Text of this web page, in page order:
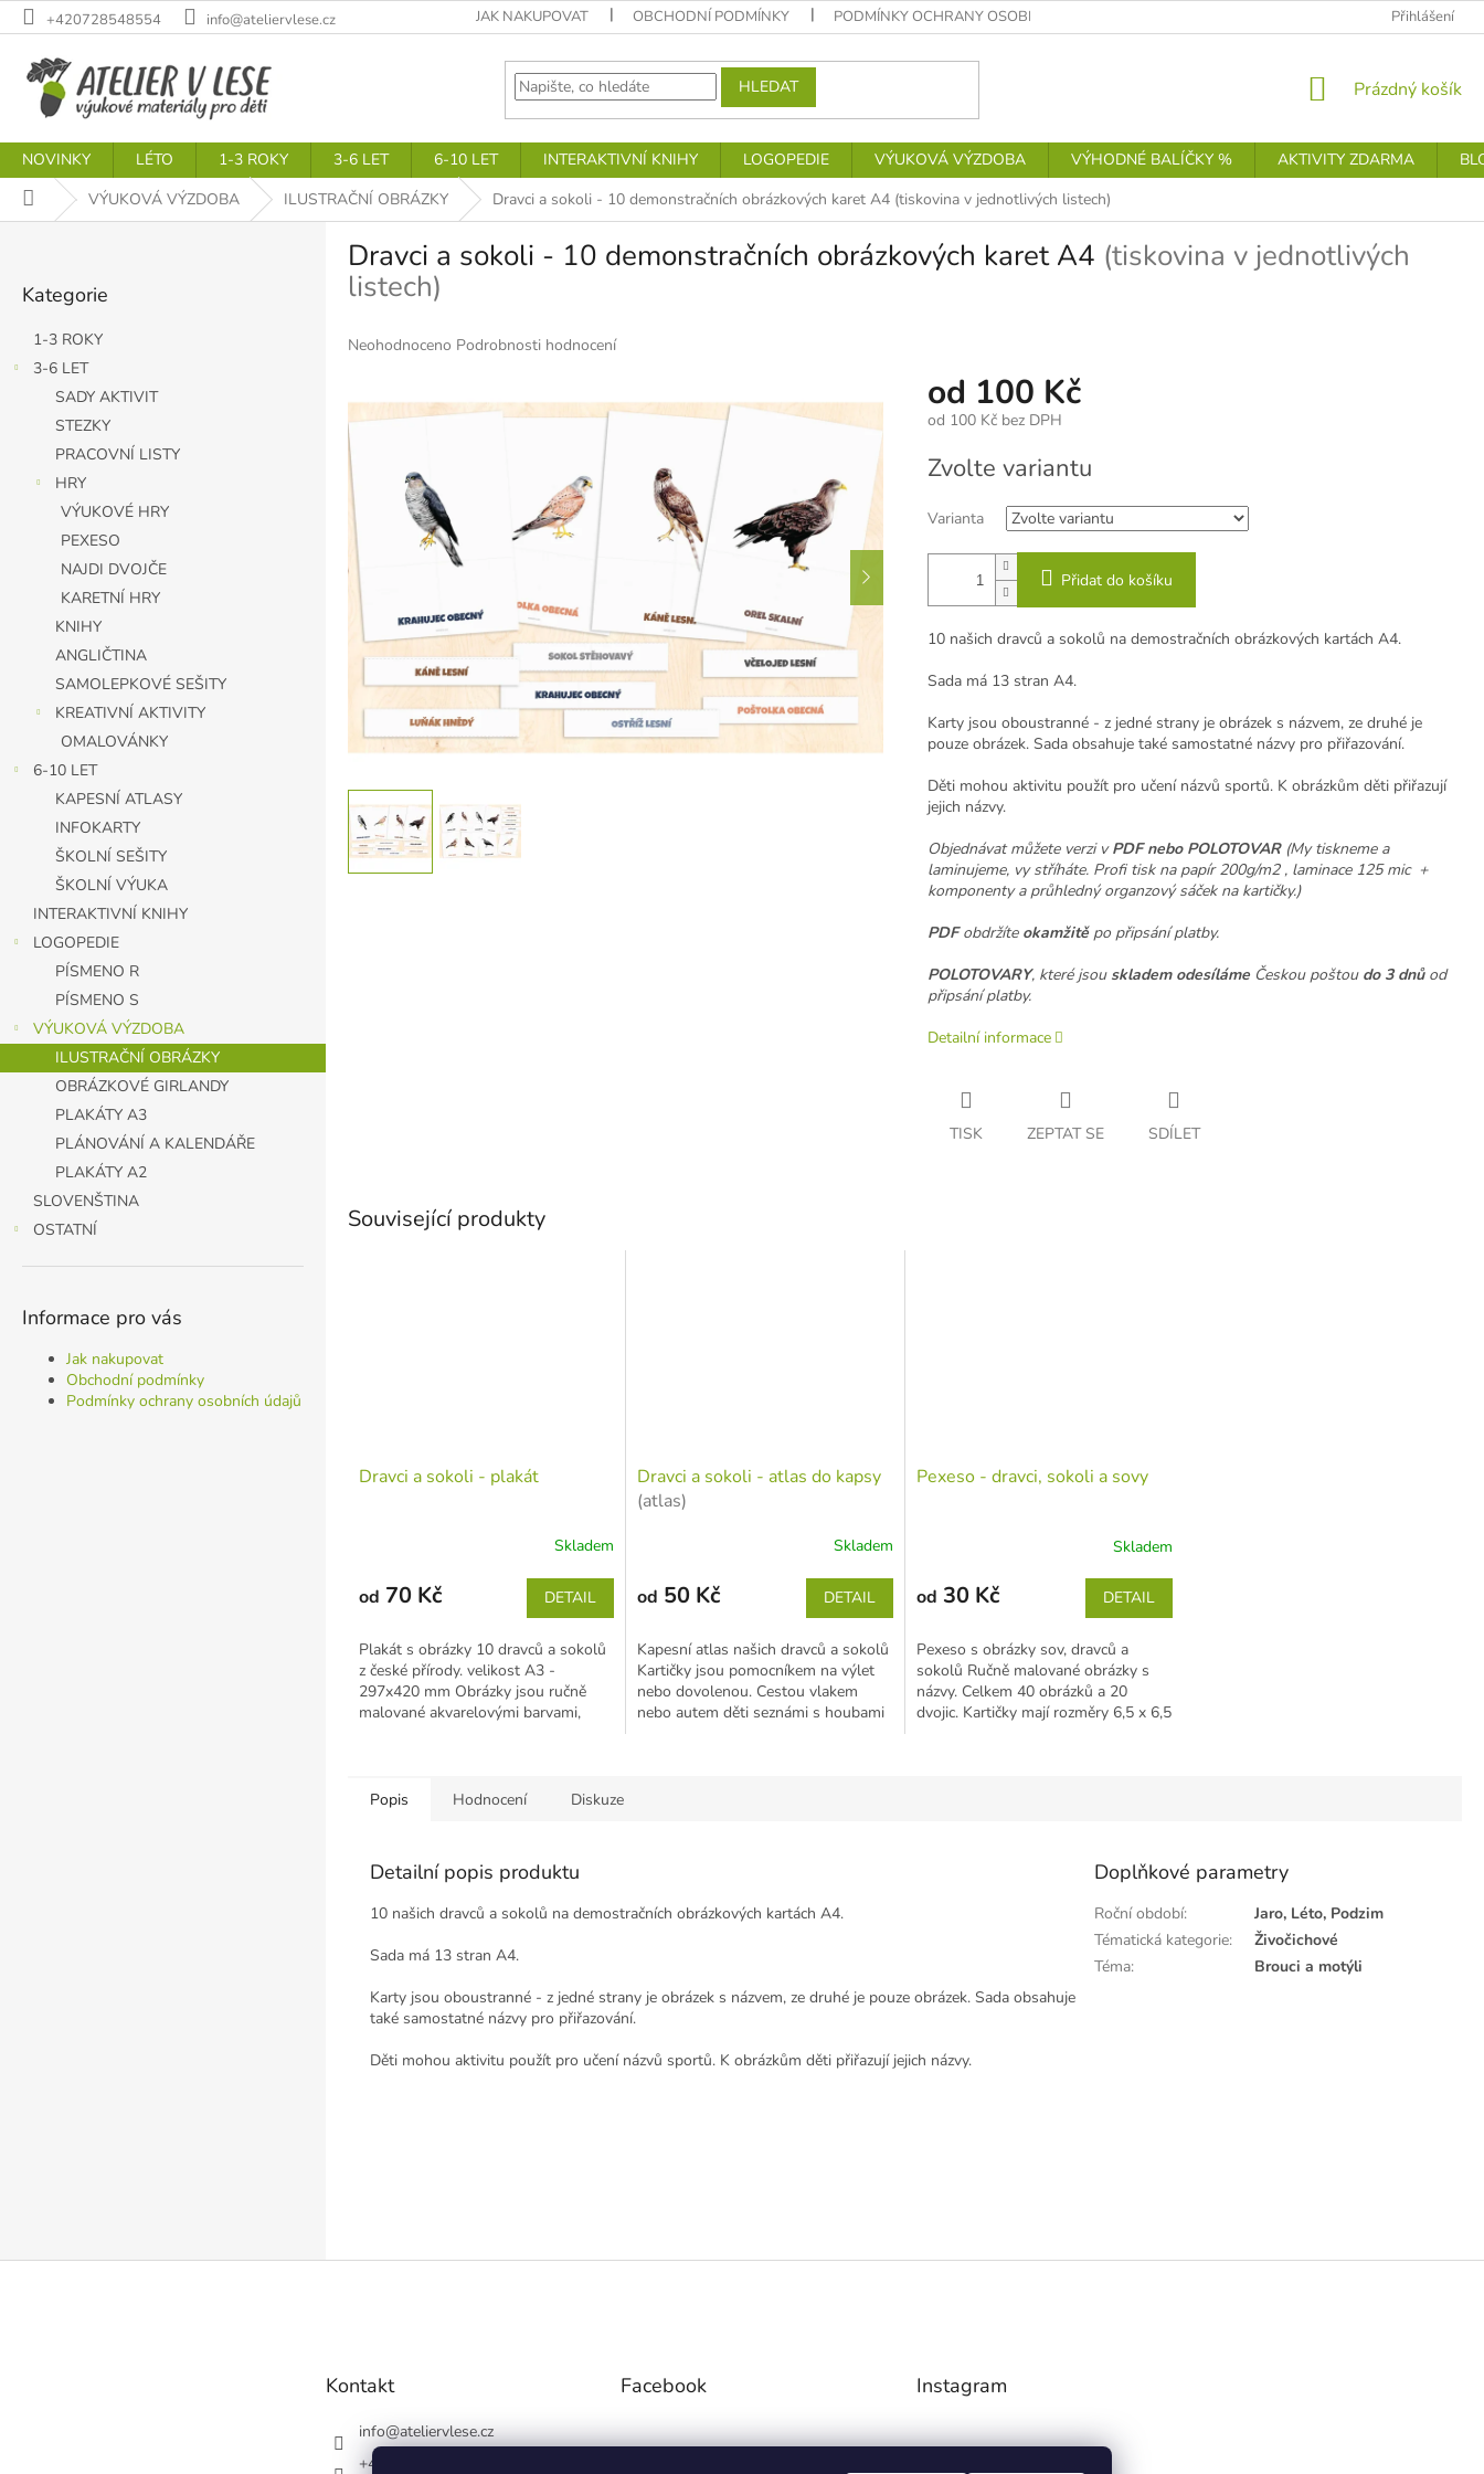
Přejít
na
+420728548554 info@ateliervlese.cz JAK NAKUPOVAT OBCHODNÍ PODMÍNKY PODMÍNKY OCHRANY OSOBNÍCH ÚDAJŮ Přihlášení
HLEDAT
NÁKUPNÍ
Prázdný košík
NOVINKY LÉTO 1-3 ROKY 3-6 LET 6-10 LET INTERAKTIVNÍ KNIHY LOGOPEDIE VÝUKOVÁ VÝZDOBA VÝHODNÉ BALÍČKY % AKTIVITY ZDARMA
Domů VÝUKOVÁ VÝZDOBA ILUSTRAČNÍ OBRÁZKY Dravci a sokoli - 10 demonstračních obrázkových karet A4 (tiskovina v jednotlivých listech)
kategorie
Kategorie
1-3 ROKY
3-6 LET
SADY AKTIVIT
STEZKY
PRACOVNÍ LISTY
HRY
VÝUKOVÉ HRY
PEXESO
NAJDI DVOJČE
KARETNÍ HRY
KNIHY
ANGLIČTINA
SAMOLEPKOVÉ SEŠITY
KREATIVNÍ AKTIVITY
OMALOVÁNKY
6-10 LET
KAPESNÍ ATLASY
INFOKARTY
ŠKOLNÍ SEŠITY
ŠKOLNÍ VÝUKA
INTERAKTIVNÍ KNIHY
LOGOPEDIE
PÍSMENO R
PÍSMENO S
VÝUKOVÁ VÝZDOBA
ILUSTRAČNÍ OBRÁZKY
OBRÁZKOVÉ GIRLANDY
PLAKÁTY A3
PLÁNOVÁNÍ A KALENDÁŘE
PLAKÁTY A2
SLOVENŠTINA
OSTATNÍ
Informace pro vás
Jak nakupovat
Obchodní podmínky
Podmínky ochrany osobních údajů
Dravci a sokoli - 10 demonstračních obrázkových karet A4 (tiskovina v jednotlivých
listech)
Průměrné
je
0,0
z
5
hvězdiček.
Neohodnoceno Podrobnosti hodnocení
od 100 Kč
od 100 Kčbez DPH
cena:
Zvolte variantu
Varianta
Přidat do košíku
10 našich dravců a sokolů na demostračních obrázkových kartách A4.
Sada má 13 stran A4.
Karty jsou oboustranné - z jedné strany je obrázek s názvem, ze druhé je
pouze obrázek. Sada obsahuje také samostatné názvy pro přiřazování.
Děti mohou aktivitu použít pro učení názvů sportů. K obrázkům děti přiřazují
jejich názvy.
Objednávat můžete verzi vPDF nebo POLOTOVAR (My tiskneme a
laminujeme, vy stříháte. Profi tisk na papír 200g/m2 , laminace 125 mic +
komponenty a průhledný organzový sáček na kartičky.)
PDFobdržíteokamžitěpo připsání platby.
POLOTOVARY, které jsou skladem odesíláme Českou poštoudo 3 dnůod
připsání platby.
Detailní informace
TISK ZEPTAT SE SDÍLET
Související produkty
Dravci a sokoli - plakát
Skladem
od 70 Kč DETAIL
Plakát s obrázky 10 dravců a sokolů
z české přírody. velikost A3 -
297x420 mm Obrázky jsou ručně
malované akvarelovými barvami,
Dravci a sokoli - atlas do kapsy
(atlas)
Skladem
od 50 Kč DETAIL
Kapesní atlas našich dravců a sokolů
Kartičky jsou pomocníkem na výlet
nebo dovolenou. Cestou vlakem
nebo autem děti seznámi s houbami
Pexeso - dravci, sokoli a sovy
Skladem
od 30 Kč DETAIL
Pexeso s obrázky sov, dravců a
sokolů Ručně malované obrázky s
názvy. Celkem 40 obrázků a 20
dvojic. Kartičky mají rozměry 6,5 x 6,5
Popis Hodnocení Diskuze
Detailní popis produktu
10 našich dravců a sokolů na demostračních obrázkových kartách A4.
Sada má 13 stran A4.
Karty jsou oboustranné - z jedné strany je obrázek s názvem, ze druhé je pouze obrázek. Sada obsahuje
také samostatné názvy pro přiřazování.
Děti mohou aktivitu použít pro učení názvů sportů. K obrázkům děti přiřazují jejich názvy.
Doplňkové parametry
Roční období:
Jaro, Léto, Podzim
Tématická kategorie:
Živočichové
Téma: Brouci a motýli
Z
Kontakt
info@ateliervlese.cz
+420728548554
Facebook Instagram